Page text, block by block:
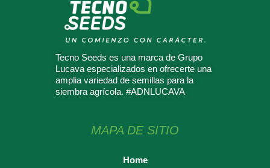
Tecno Seeds es una marca de Grupo
Lucava especializados en ofrecerte una
amplia variedad de semillas para la
siembra agrícola. #ADNLUCAVA
MAPA DE SITIO
Home